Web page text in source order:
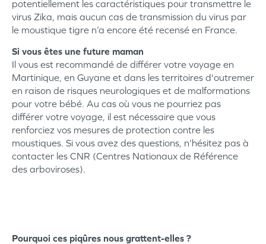
potentiellement les caractéristiques pour transmettre le
virus Zika, mais aucun cas de transmission du virus par
le moustique tigre n’a encore été recensé en France.
Si vous êtes une future maman
Il vous est recommandé de différer votre voyage en
Martinique, en Guyane et dans les territoires d'outremer
en raison de risques neurologiques et de malformations
pour votre bébé. Au cas où vous ne pourriez pas
différer votre voyage, il est nécessaire que vous
renforciez vos mesures de protection contre les
moustiques. Si vous avez des questions, n’hésitez pas à
contacter les CNR (Centres Nationaux de Référence
des arboviroses).
Pourquoi ces piqûres nous grattent-elles ?